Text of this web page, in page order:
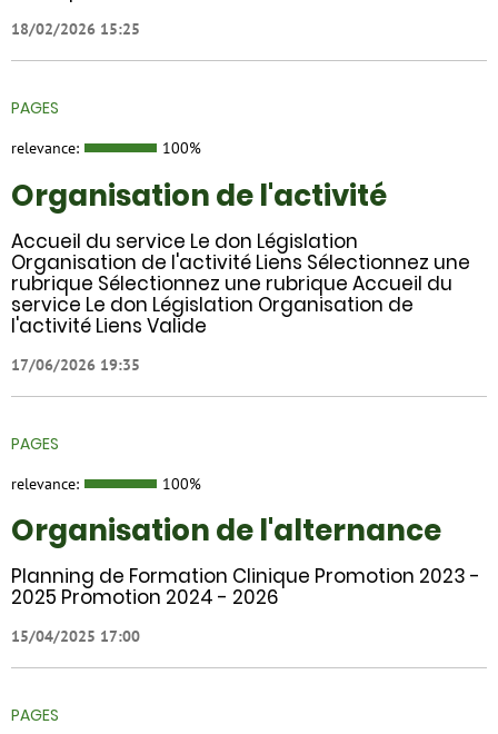
18/02/2026 15:25
PAGES
relevance: 100%
Organisation de l'activité
Accueil du service Le don Législation
Organisation de l'activité Liens Sélectionnez une
rubrique Sélectionnez une rubrique Accueil du
service Le don Législation Organisation de
l'activité Liens Valide
17/06/2026 19:35
PAGES
relevance: 100%
Organisation de l'alternance
Planning de Formation Clinique Promotion 2023 -
2025 Promotion 2024 - 2026
15/04/2025 17:00
PAGES